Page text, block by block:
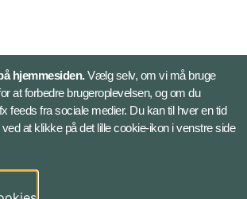
hjemmesiden.Vælg selv, om vi må bruge
at forbedre brugeroplevelsen, og om du
feeds fra sociale medier. Du kan til hver en tid
at klikke på det lille cookie-ikon i venstre side